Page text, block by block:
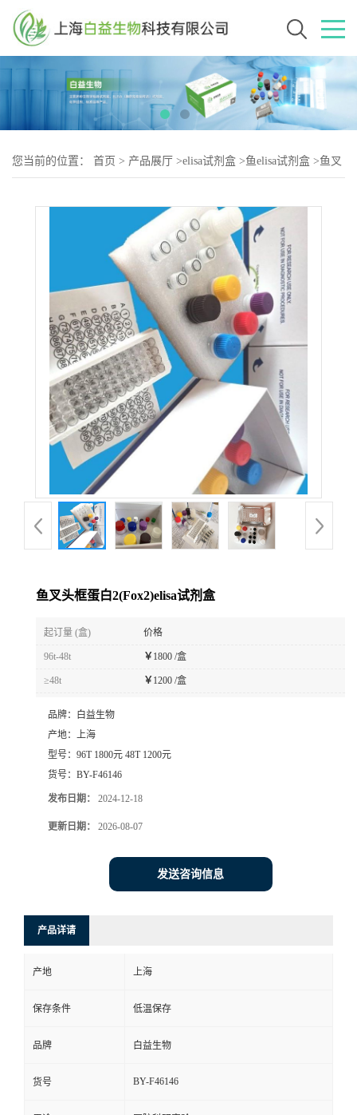
您当前的位置： 首页 > 产品展厅 >elisa试剂盒 >鱼elisa试剂盒 >鱼叉
鱼叉头框蛋白2(Fox2)elisa试剂盒
起订量 (盒) 价格
96t-48t ￥ 1800 /盒
≥48t ￥ 1200 /盒
品牌：
白益生物
产地： 上海
型号： 96T 1800元 48T 1200元
货号： BY-F46146
发布日期： 2024-12-18
更新日期： 2026-08-07
发送咨询信息
产品详请
产地 上海
保存条件 低温保存
品牌 白益生物
货号 BY-F46146